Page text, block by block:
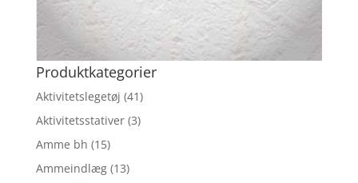
Produktkategorier
Aktivitetslegetøj (41)
Aktivitetsstativer (3)
Amme bh (15)
Ammeindlæg (13)